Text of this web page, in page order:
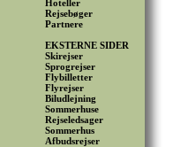
Hoteller
Rejsebøger
Partnere
EKSTERNE SIDER
Skirejser
Sprogrejser
Flybilletter
Flyrejser
Biludlejning
Sommerhuse
Rejseledsager
Sommerhus
Afbudsrejser